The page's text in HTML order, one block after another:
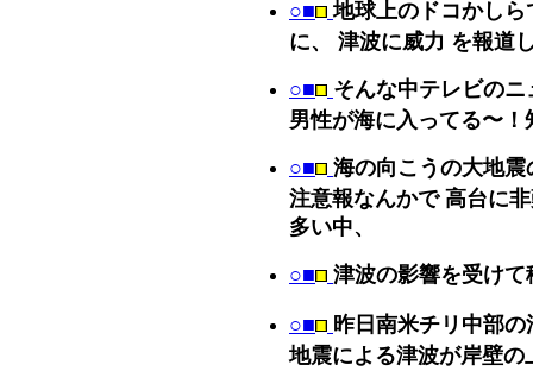
○■ 地球上のドコかし
に、 津波に威力 を報道
○■ そんな中テレビの
男性が海に入ってる〜！
○■ 海の向こうの大地
注意報なんかで 高台に
多い中、
○■ 津波の影響を受け
○■ 昨日南米チリ中部
地震による津波が岸壁